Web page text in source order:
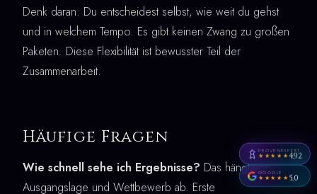
Denk daran: Du entscheidest selbst, wie weit du gehst
und in welchem Tempo. Es gibt keinen Zwang zu großen
Paketen. Diese Flexibilität ist bewusster Teil der
Zusammenarbeit.
Häufige Fragen
Wie schnell sehe ich Ergebnisse? Das hängt von
Ausgangslage und Wettbewerb ab. Erste
PROVENEXPERT
★★★★★4,92
GOOGLE
★★★★★5,0